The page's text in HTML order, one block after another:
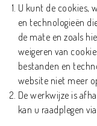
U kunt de cookies,
en technologieën
de mate en zoals
weigeren van
bestanden en
website niet meer
De werkwijze is
kan u raadplegen